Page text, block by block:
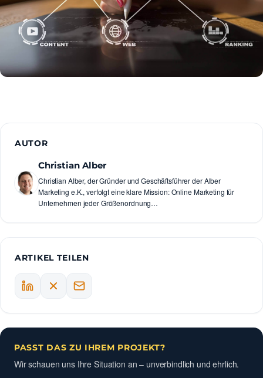
AUTOR
Christian Alber
Christian Alber, der Gründer und Geschäftsführer der Alber
Marketing e.K., verfolgt eine klare Mission: Online Marketing für
Unternehmen jeder Größenordnung…
ARTIKEL TEILEN
PASST DAS ZU IHREM PROJEKT?
Wir schauen uns Ihre Situation an – unverbindlich und ehrlich.